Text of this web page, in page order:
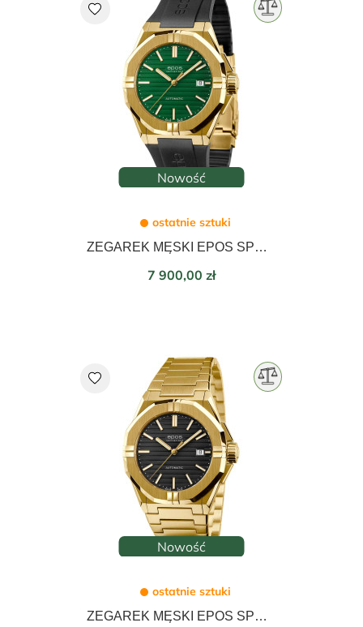
Nowość
ostatnie sztuki
ZEGAREK MĘSKI EPOS SPORTIVE AUTOMATIC 41mm 3506.132.22.13.55
Cena
7 900,00 zł
favorite
Nowość
ostatnie sztuki
ZEGAREK MĘSKI EPOS SPORTIVE AUTOMATIC 41mm 3506.132.22.15.32
favorite